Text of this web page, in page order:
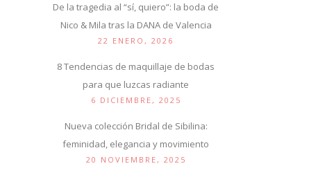
De la tragedia al “sí, quiero”: la boda de
Nico & Mila tras la DANA de Valencia
22 ENERO, 2026
8 Tendencias de maquillaje de bodas
para que luzcas radiante
6 DICIEMBRE, 2025
Nueva colección Bridal de Sibilina:
feminidad, elegancia y movimiento
20 NOVIEMBRE, 2025